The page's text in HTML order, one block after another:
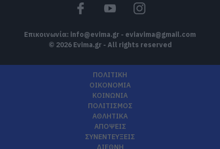
Επικοινωνία: info@evima.gr - eviavima@gmail.com
© 2026 Evima.gr - All rights reserved
ΠΟΛΙΤΙΚΗ
ΟΙΚΟΝΟΜΙΑ
ΚΟΙΝΩΝΙΑ
ΠΟΛΙΤΙΣΜΟΣ
ΑΘΛΗΤΙΚΑ
ΑΠΟΨΕΙΣ
ΣΥΝΕΝΤΕΥΞΕΙΣ
ΔΙΕΘΝΗ